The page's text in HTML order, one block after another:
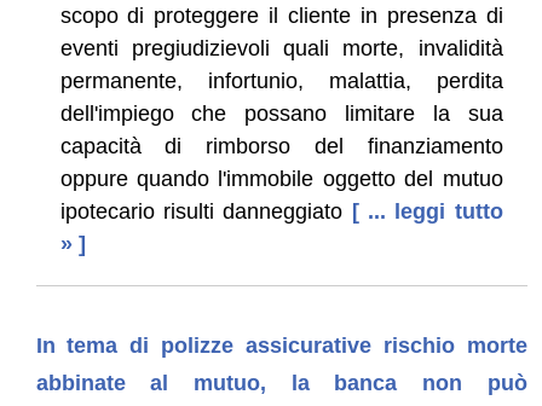
scopo di proteggere il cliente in presenza di
eventi pregiudizievoli quali morte, invalidità
permanente, infortunio, malattia, perdita
dell'impiego che possano limitare la sua
capacità di rimborso del finanziamento
oppure quando l'immobile oggetto del mutuo
ipotecario risulti danneggiato [ ... leggi tutto
» ]
In tema di polizze assicurative rischio morte
abbinate al mutuo, la banca non può